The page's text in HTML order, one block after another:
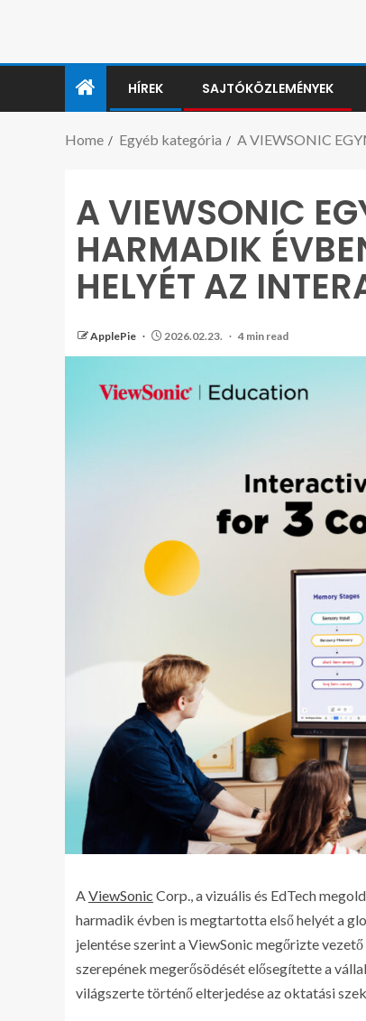
HÍREK SAJTÓKÖZLEMÉNYEK
Home Egyéb kategória A VIEWSONIC
A VIEWSONIC
HARMADIK
HELYÉT AZ
ApplePie 2026.02.23. 4 min read
AViewSonic Corp., a vizuális és EdTech
harmadik évben is megtartotta első helyét a
jelentése szerint a ViewSonic megőrizte
szerepének megerősödését elősegítette a
világszerte történő elterjedése az oktatási